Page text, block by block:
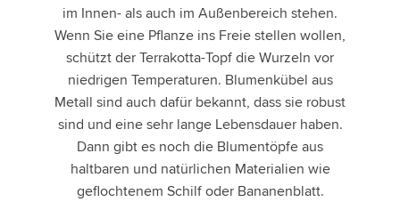
im Innen- als auch im Außenbereich stehen.
Wenn Sie eine Pflanze ins Freie stellen wollen,
schützt der Terrakotta-Topf die Wurzeln vor
niedrigen Temperaturen. Blumenkübel aus
Metall sind auch dafür bekannt, dass sie robust
sind und eine sehr lange Lebensdauer haben.
Dann gibt es noch die Blumentöpfe aus
haltbaren und natürlichen Materialien wie
geflochtenem Schilf oder Bananenblatt.